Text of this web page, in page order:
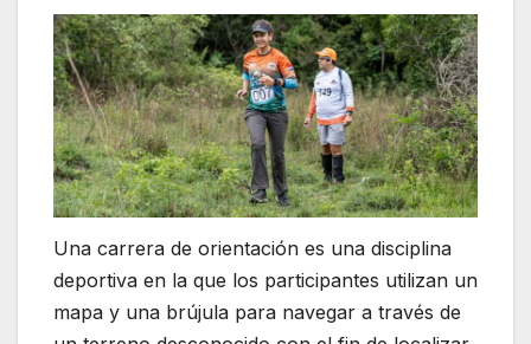
Una carrera de orientación es una disciplina
deportiva en la que los participantes utilizan un
mapa y una brújula para navegar a través de